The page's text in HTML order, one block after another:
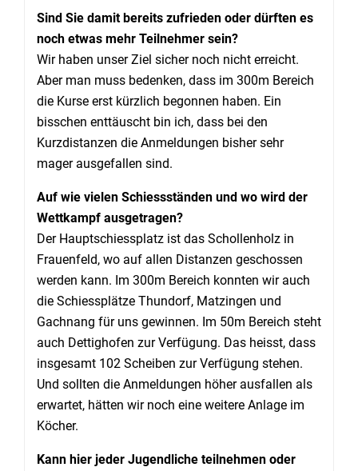
Sind Sie damit bereits zufrieden oder dürften es
noch etwas mehr Teilnehmer sein?
Wir haben unser Ziel sicher noch nicht erreicht.
Aber man muss bedenken, dass im 300m Bereich
die Kurse erst kürzlich begonnen haben. Ein
bisschen enttäuscht bin ich, dass bei den
Kurzdistanzen die Anmeldungen bisher sehr
mager ausgefallen sind.
Auf wie vielen Schiessständen und wo wird der
Wettkampf ausgetragen?
Der Hauptschiessplatz ist das Schollenholz in
Frauenfeld, wo auf allen Distanzen geschossen
werden kann. Im 300m Bereich konnten wir auch
die Schiessplätze Thundorf, Matzingen und
Gachnang für uns gewinnen. Im 50m Bereich steht
auch Dettighofen zur Verfügung. Das heisst, dass
insgesamt 102 Scheiben zur Verfügung stehen.
Und sollten die Anmeldungen höher ausfallen als
erwartet, hätten wir noch eine weitere Anlage im
Köcher.
Kann hier jeder Jugendliche teilnehmen oder